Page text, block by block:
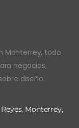
Monterrey, todo
negocios,
diseño.
Monterrey,